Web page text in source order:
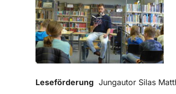
Leseförderung Jungautor Silas